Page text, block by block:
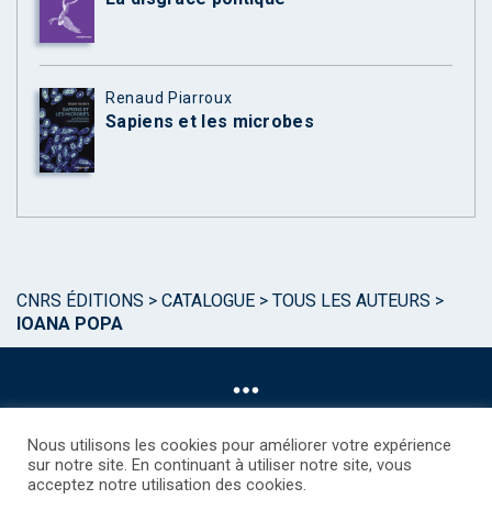
Renaud Piarroux
Sapiens et les microbes
CNRS ÉDITIONS > CATALOGUE > TOUS LES AUTEURS >
IOANA POPA
©CNRS EDITIONS 2025
Nous utilisons les cookies pour améliorer votre expérience
sur notre site. En continuant à utiliser notre site, vous
acceptez notre utilisation des cookies.